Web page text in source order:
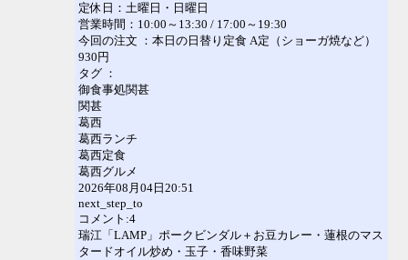
定休日：土曜日・日曜日
営業時間：10:00～13:30 / 17:00～19:30
今回の注文 ：本日の日替り定食 A定（ショーガ焼など）
930円
タグ ：
御食事処関甚
関甚
葛西
葛西ランチ
葛西定食
葛西グルメ
2026年08月04日20:51
next_step_to
コメント:4
瑞江「LAMP」ポークビンダル＋お豆カレー・蓮根のマス
タードオイル炒め・玉子・香味野菜